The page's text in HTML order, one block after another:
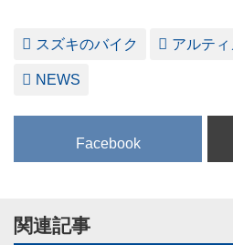
スズキのバイク アルテ
NEWS
Facebook
関連記事